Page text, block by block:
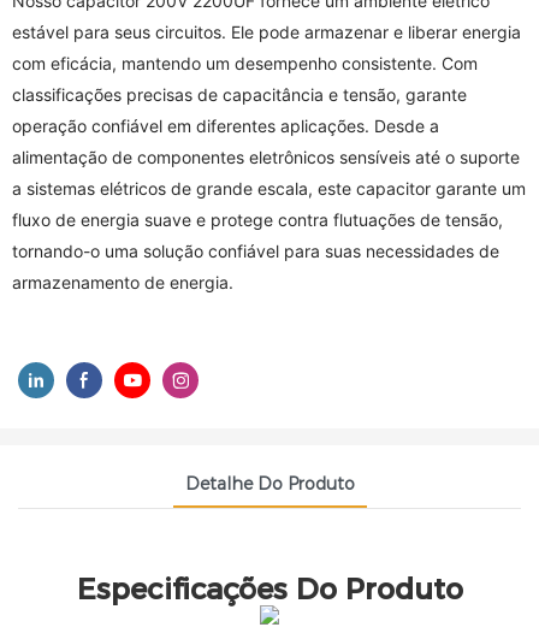
estável para seus circuitos. Ele pode armazenar e liberar energia
com eficácia, mantendo um desempenho consistente. Com
classificações precisas de capacitância e tensão, garante
operação confiável em diferentes aplicações. Desde a
alimentação de componentes eletrônicos sensíveis até o suporte
a sistemas elétricos de grande escala, este capacitor garante um
fluxo de energia suave e protege contra flutuações de tensão,
tornando-o uma solução confiável para suas necessidades de
armazenamento de energia.
Detalhe Do Produto
Especificações Do Produto